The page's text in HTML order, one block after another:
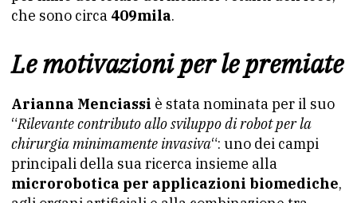
che sono circa 409mila.
Le motivazioni per le premiate
Arianna Menciassi è stata nominata per il suo
“Rilevante contributo allo sviluppo di robot per la
chirurgia minimamente invasiva“: uno dei campi
principali della sua ricerca insieme alla
microrobotica per applicazioni biomediche,